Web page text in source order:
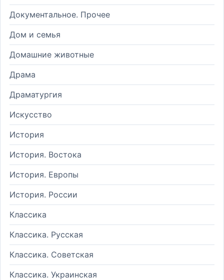
Документальное. Прочее
Дом и семья
Домашние животные
Драма
Драматургия
Искусство
История
История. Востока
История. Европы
История. России
Классика
Классика. Русская
Классика. Советская
Классика. Украинская